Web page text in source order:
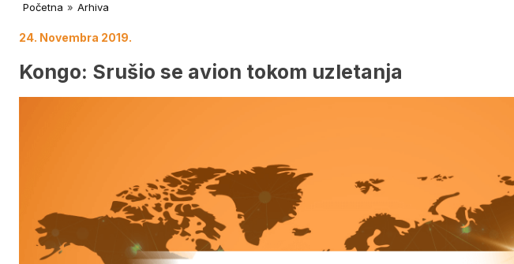
Početna » Arhiva
24. Novembra 2019.
Kongo: Srušio se avion tokom uzletanja